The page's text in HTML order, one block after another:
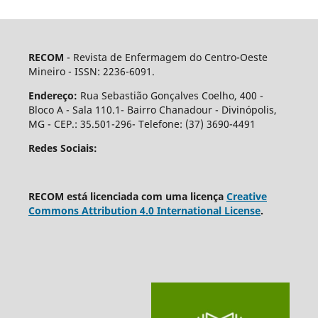
RECOM - Revista de Enfermagem do Centro-Oeste
Mineiro - ISSN: 2236-6091.
Endereço: Rua Sebastião Gonçalves Coelho, 400 -
Bloco A - Sala 110.1- Bairro Chanadour - Divinópolis,
MG - CEP.: 35.501-296- Telefone: (37) 3690-4491
Redes Sociais:
RECOM está licenciada com uma licença Creative
Commons Attribution 4.0 International License.